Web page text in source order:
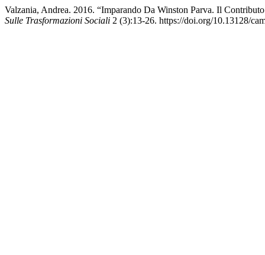
Valzania, Andrea. 2016. “Imparando Da Winston Parva. Il
Sulle Trasformazioni Sociali 2 (3):13-26. https://doi.org/10.13128/